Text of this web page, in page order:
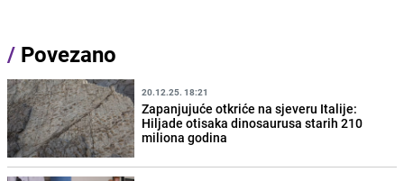
/ Povezano
20.12.25. 18:21
Zapanjujuće otkriće na sjeveru Italije:
Hiljade otisaka dinosaurusa starih 210
miliona godina